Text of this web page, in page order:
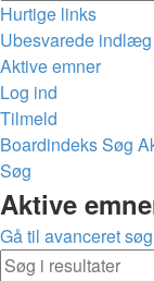
Hurtige links
Ubesvarede indlæg
Aktive emner
Log ind
Tilmeld
BoardindeksSøg
Søg
Aktive
Gå til avanceret